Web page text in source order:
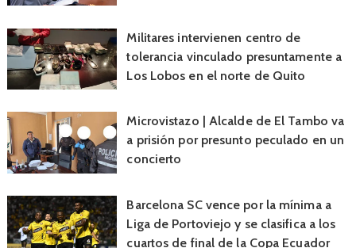
Militares intervienen centro de
tolerancia vinculado presuntamente a
Los Lobos en el norte de Quito
Microvistazo | Alcalde de El Tambo va
a prisión por presunto peculado en un
concierto
Barcelona SC vence por la mínima a
Liga de Portoviejo y se clasifica a los
cuartos de final de la Copa Ecuador